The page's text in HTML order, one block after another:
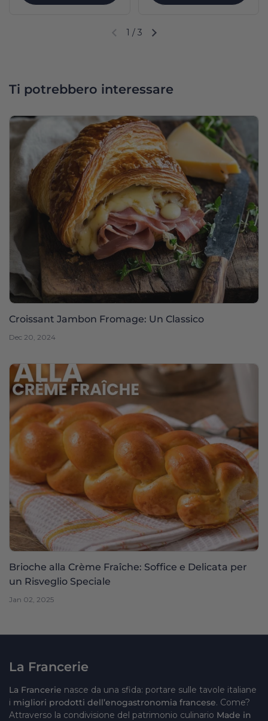
Diapositiva precedente
Diapositiva successiva
1 / 3
Ti potrebbero interessare
Croissant Jambon Fromage: Un Classico
Dec 20, 2024
Brioche alla Crème Fraîche: Soffice e Delicata per
un Risveglio Speciale
Jan 02, 2025
La Francerie
La Francerie nasce da una sfida: portare sulle tavole italiane
i migliori prodotti dell’enogastronomia francese. Come?
Attraverso la condivisione del patrimonio culinario Made in